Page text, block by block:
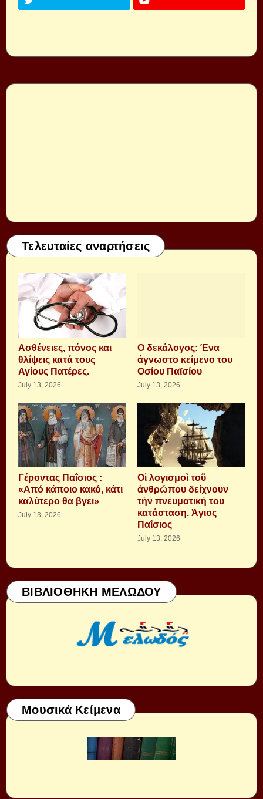
Τελευταίες αναρτήσεις
Aσθένειες, πόνος και
θλίψεις κατά τους
Αγίους Πατέρες.
July 13, 2026
Ο δεκάλογος: Ένα
άγνωστο κείμενο του
Οσίου Παϊσίου
July 13, 2026
Γέροντας Παΐσιος :
«Από κάποιο κακό, κάτι
καλύτερο θα βγει»
July 13, 2026
Οἱ λογισμοὶ τοῦ
ἀνθρώπου δείχνουν
τὴν πνευματική του
κατάσταση. Ἁγιος
Παΐσιος
July 13, 2026
ΒΙΒΛΙΟΘΗΚΗ ΜΕΛΩΔΟΥ
Μουσικά Κείμενα